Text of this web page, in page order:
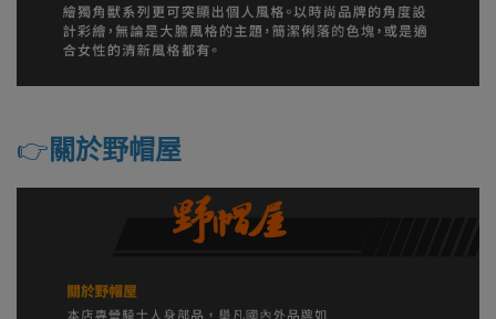
👉️ 關於野帽屋